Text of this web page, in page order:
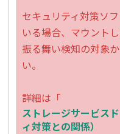
セキュリティ対策ソ
いる場合、マウント
振る舞い検知の対象
い。
詳細は「
ストレージサービス
ィ対策との関係）